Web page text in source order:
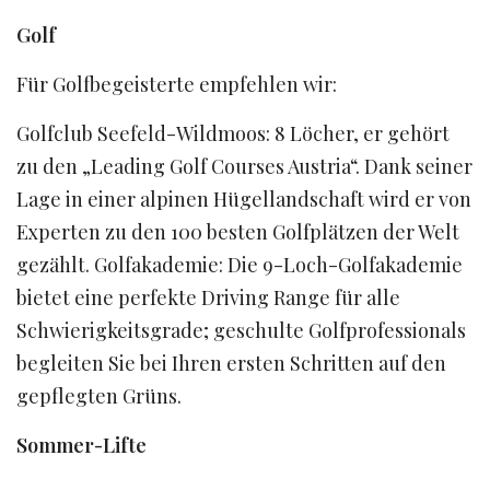
Golf
Für Golfbegeisterte empfehlen wir:
Golfclub Seefeld-Wildmoos: 8 Löcher, er gehört
zu den „Leading Golf Courses Austria“. Dank seiner
Lage in einer alpinen Hügellandschaft wird er von
Experten zu den 100 besten Golfplätzen der Welt
gezählt. Golfakademie: Die 9-Loch-Golfakademie
bietet eine perfekte Driving Range für alle
Schwierigkeitsgrade; geschulte Golfprofessionals
begleiten Sie bei Ihren ersten Schritten auf den
gepflegten Grüns.
Sommer-Lifte